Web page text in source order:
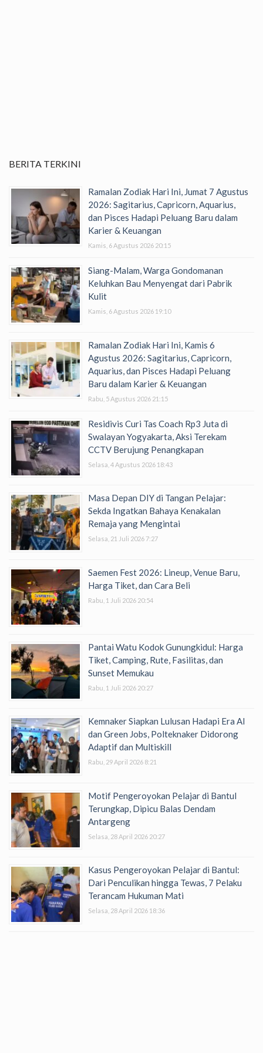
BERITA TERKINI
Ramalan Zodiak Hari Ini, Jumat 7 Agustus
2026: Sagitarius, Capricorn, Aquarius,
dan Pisces Hadapi Peluang Baru dalam
Karier & Keuangan
Kamis, 6 Agustus 2026 20:15
Siang-Malam, Warga Gondomanan
Keluhkan Bau Menyengat dari Pabrik
Kulit
Kamis, 6 Agustus 2026 19:10
Ramalan Zodiak Hari Ini, Kamis 6
Agustus 2026: Sagitarius, Capricorn,
Aquarius, dan Pisces Hadapi Peluang
Baru dalam Karier & Keuangan
Rabu, 5 Agustus 2026 21:15
Residivis Curi Tas Coach Rp3 Juta di
Swalayan Yogyakarta, Aksi Terekam
CCTV Berujung Penangkapan
Selasa, 4 Agustus 2026 18:43
Masa Depan DIY di Tangan Pelajar:
Sekda Ingatkan Bahaya Kenakalan
Remaja yang Mengintai
Selasa, 21 Juli 2026 7:27
Saemen Fest 2026: Lineup, Venue Baru,
Harga Tiket, dan Cara Beli
Rabu, 1 Juli 2026 20:54
Pantai Watu Kodok Gunungkidul: Harga
Tiket, Camping, Rute, Fasilitas, dan
Sunset Memukau
Rabu, 1 Juli 2026 20:27
Kemnaker Siapkan Lulusan Hadapi Era AI
dan Green Jobs, Polteknaker Didorong
Adaptif dan Multiskill
Rabu, 29 April 2026 8:21
Motif Pengeroyokan Pelajar di Bantul
Terungkap, Dipicu Balas Dendam
Antargeng
Selasa, 28 April 2026 20:27
Kasus Pengeroyokan Pelajar di Bantul:
Dari Penculikan hingga Tewas, 7 Pelaku
Terancam Hukuman Mati
Selasa, 28 April 2026 18:36